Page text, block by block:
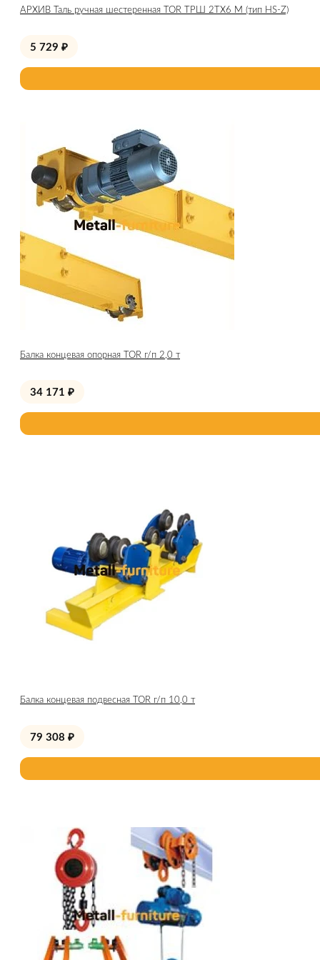
АРХИВ Таль ручная шестеренная TOR ТРШ 2ТХ6 М (тип HS-Z)
5 729 ₽
Балка концевая опорная TOR г/п 2,0 т
34 171 ₽
Балка концевая подвесная TOR г/п 10,0 т
79 308 ₽